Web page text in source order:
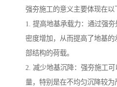
强夯施工的意义主要体现在以
1. 提高地基承载力：通过强夯
密度增加，从而提高了地基
部结构的荷载。
2. 减少地基沉降：强夯施工
量，特别是在不均匀沉降较